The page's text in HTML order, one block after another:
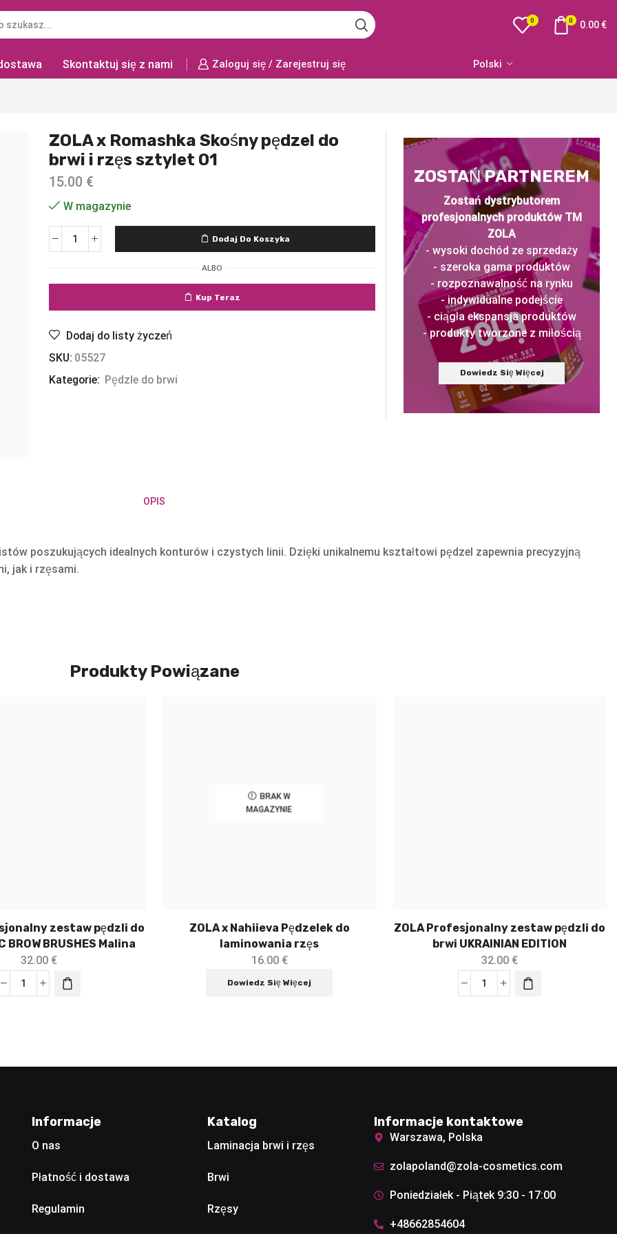
0 0 0.00€
Skontaktuj się z nami Zaloguj się / Zarejestruj się Polski
ZOLA x Romashka Skośny pędzel do
brwi i rzęs sztylet 01
15.00 €
W magazynie
Dodaj Do Koszyka
ALBO
Kup Teraz
Dodaj do listy życzeń
SKU: 05527
Kategorie: Pędzle do brwi
ZOSTAŃ PARTNEREM
Zostań dystrybutorem
profesjonalnych produktów TM
ZOLA
- wysoki dochód ze sprzedaży
- szeroka gama produktów
- rozpoznawalność na rynku
- indywidualne podejście
- ciągła ekspansja produktów
- produkty tworzone z miłością
Dowiedz Się Więcej
OPIS
poszukujących idealnych konturów i czystych linii. Dzięki unikalnemu kształtowi pędzel zapewnia precyzyjną
jak i rzęsami.
Produkty Powiązane
zestaw pędzli do
BROW BRUSHES Malina
32.00 €
BRAK W
MAGAZYNIE
ZOLA x Nahiieva Pędzelek do
laminowania rzęs
16.00 €
Dowiedz Się Więcej
ZOLA Profesjonalny zestaw pędzli do
brwi UKRAINIAN EDITION
32.00 €
Informacje
O nas
Płatność i dostawa
Regulamin
Katalog
Laminacja brwi i rzęs
Brwi
Rzęsy
Informacje kontaktowe
Warszawa, Polska
zolapoland@zola-cosmetics.com
Poniedziałek - Piątek 9:30 - 17:00
+48662854604